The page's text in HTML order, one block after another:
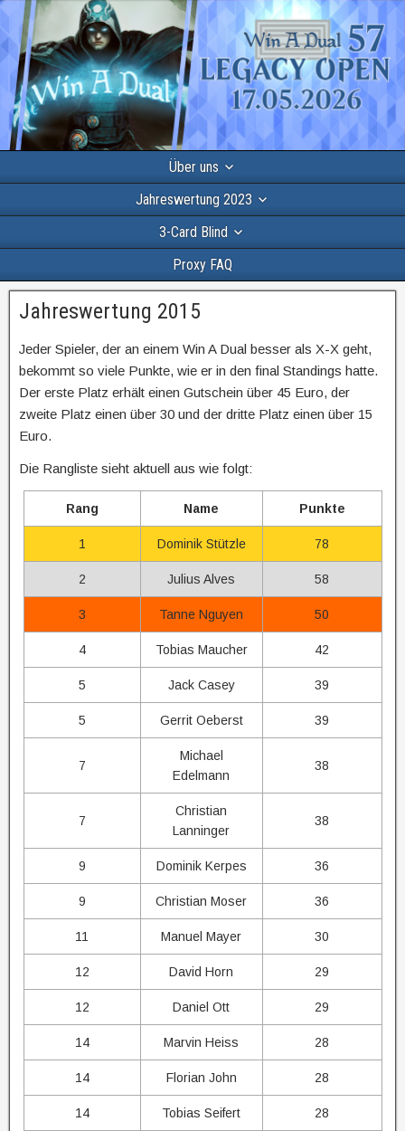
Über uns
Jahreswertung 2023
3-Card Blind
Proxy FAQ
Jahreswertung 2015
Jeder Spieler, der an einem Win A Dual besser als X-X geht,
bekommt so viele Punkte, wie er in den final Standings hatte.
Der erste Platz erhält einen Gutschein über 45 Euro, der
zweite Platz einen über 30 und der dritte Platz einen über 15
Euro.
Die Rangliste sieht aktuell aus wie folgt:
Rang Name Punkte
1 Dominik Stützle 78
2 Julius Alves 58
3 Tanne Nguyen 50
4 Tobias Maucher 42
5 Jack Casey 39
5 Gerrit Oeberst 39
7
Michael
Edelmann
38
7
Christian
Lanninger
38
9 Dominik Kerpes 36
9 Christian Moser 36
11 Manuel Mayer 30
12 David Horn 29
12 Daniel Ott 29
14 Marvin Heiss 28
14 Florian John 28
14 Tobias Seifert 28